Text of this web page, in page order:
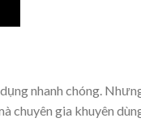
nhanh chóng.
chuyên gia khuyên